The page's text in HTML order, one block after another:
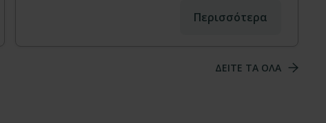
Περισσότερα
ΔΕΙΤΕ ΤΑ ΟΛΑ